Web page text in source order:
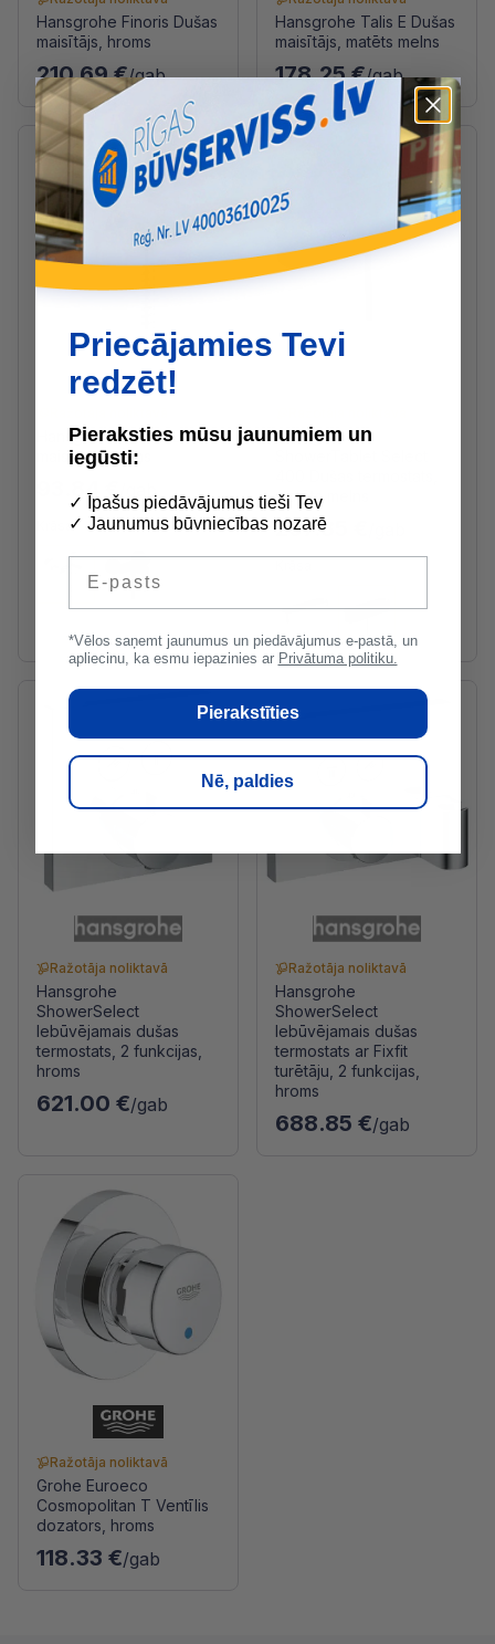
Hansgrohe Finoris Dušas
maisītājs, hroms
210.69 €/gab
Hansgrohe Talis E Dušas
maisītājs, matēts melns
178.25 €/gab
Hansgrohe Zebris Dušas
maisītājs, hroms
93.84 € /gab
Krāsa
Hansgrohe
matēts melns
297.85 €
Ražotāja noliktavā
Hansgrohe
ShowerSelect
Iebūvējamais dušas
termostats, 2 funkcijas,
hroms
621.00 €/gab
Ražotāja noliktavā
Hansgrohe
ShowerSelect
Iebūvējamais dušas
termostats ar Fixfit
turētāju, 2 funkcijas,
hroms
688.85 €/gab
Ražotāja noliktavā
Grohe Euroeco
Cosmopolitan T Ventīlis
dozators, hroms
118.33 €/gab
Priecājamies Tevi
redzēt!
Pieraksties mūsu jaunumiem un
iegūsti:
✓ Īpašus piedāvājumus tieši Tev
✓ Jaunumus būvniecības nozarē
*Vēlos saņemt jaunumus un piedāvājumus e-pastā, un
apliecinu, ka esmu iepazinies ar Privātuma politiku.
Pierakstīties
Nē, paldies